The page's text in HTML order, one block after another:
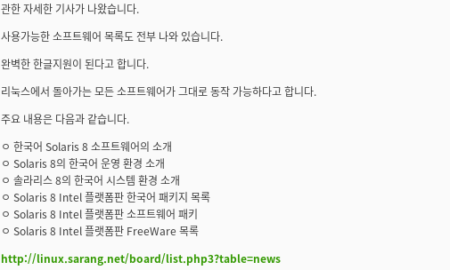
관한 자세한 기사가 나왔습니다.
사용가능한 소프트웨어 목록도 전부 나와 있습니다.
완벽한 한글지원이 된다고 합니다.
리눅스에서 돌아가는 모든 소프트웨어가 그대로 동작 가능하다고 합니다.
주요 내용은 다음과 같습니다.
ㅇ 한국어 Solaris 8 소프트웨어의 소개
ㅇ Solaris 8의 한국어 운영 환경 소개
ㅇ 솔라리스 8의 한국어 시스템 환경 소개
ㅇ Solaris 8 Intel 플랫폼판 한국어 패키지 목록
ㅇ Solaris 8 Intel 플랫폼판 소프트웨어 패키
ㅇ Solaris 8 Intel 플랫폼판 FreeWare 목록
http://linux.sarang.net/board/list.php3?table=news